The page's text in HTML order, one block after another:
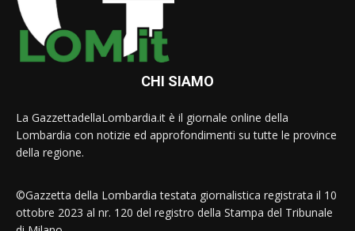
CHI SIAMO
La GazzettadellaLombardia.it è il giornale online della
Lombardia con notizie ed approfondimenti su tutte le province
della regione.
©Gazzetta della Lombardia testata giornalistica registrata il 10
ottobre 2023 al nr. 120 del registro della Stampa del Tribunale